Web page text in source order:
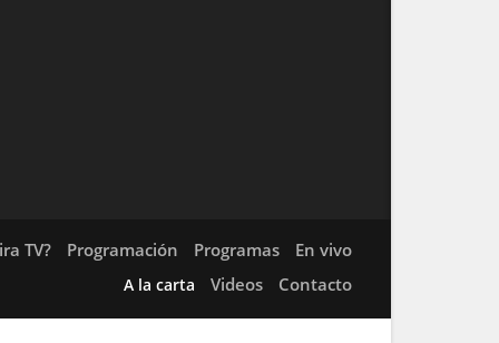
TV? Programación Programas En vivo
A la carta Videos Contacto